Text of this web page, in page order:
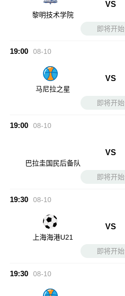
黎明技术学院
VS
即将开始
19:00 08-10
马尼拉之星
VS
即将开始
19:00 08-10
巴拉圭国民后备队
VS
即将开始
19:30 08-10
上海海港U21
VS
即将开始
19:30 08-10